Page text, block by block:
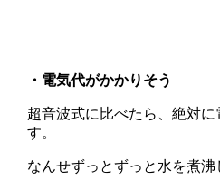
・電気代がかかりそう
超音波式に比べたら、絶対
す。
なんせずっとずっと水を煮沸